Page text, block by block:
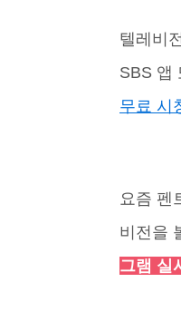
텔레비
SBS 앱
무료 시
요즘 펜
비전을
그램 실